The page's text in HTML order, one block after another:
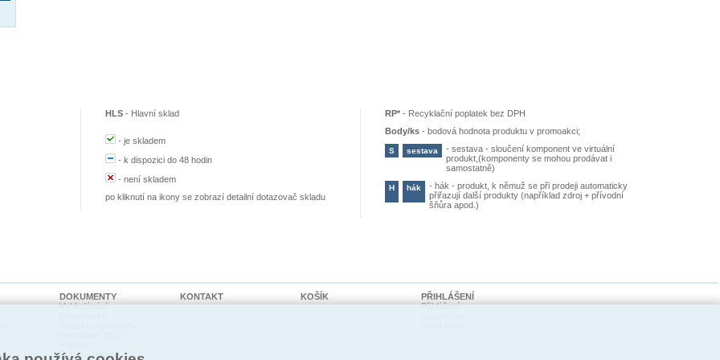
HLS - Hlavní sklad
-je skladem
-k dispozici do 48 hodin
-není skladem
po kliknutí na ikony se zobrazí detailní dotazovač skladu
RP* - Recyklační poplatek bez DPH
Body/ks -bodová hodnota produktu v promoakci;
S sestava -sestava - sloučení komponent ve virtuální
produkt,(komponenty se mohou prodávat i
samostatně)
H hák -hák - produkt, k němuž se při prodeji automaticky
přiřazují další produkty (například zdroj + přívodní
šňůra apod.)
DOKUMENTY
Vyhledávání
Položky faktur
KONTAKT KOŠÍK
PŘIHLÁŠENÍ
Přihlášení